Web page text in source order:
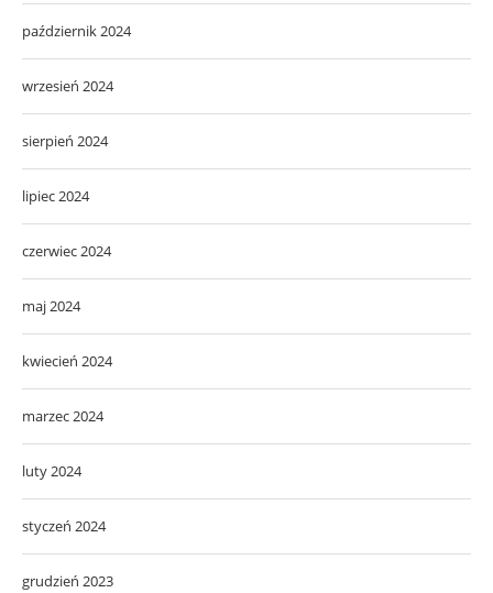
październik 2024
wrzesień 2024
sierpień 2024
lipiec 2024
czerwiec 2024
maj 2024
kwiecień 2024
marzec 2024
luty 2024
styczeń 2024
grudzień 2023